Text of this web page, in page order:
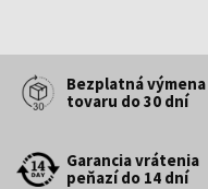
Bezplatná výmena
tovaru do 30 dní
Garancia vrátenia
peňazí do 14 dní